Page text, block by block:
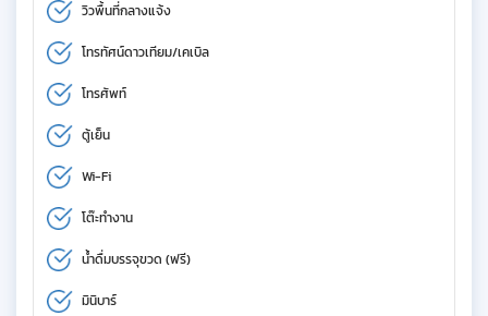
วิวพื้นที่กลางแจ้ง
โทรทัศน์ดาวเทียม/เคเบิล
โทรศัพท์
ตู้เย็น
Wi-Fi
โต๊ะทำงาน
น้ำดื่มบรรจุขวด (ฟรี)
มินิบาร์